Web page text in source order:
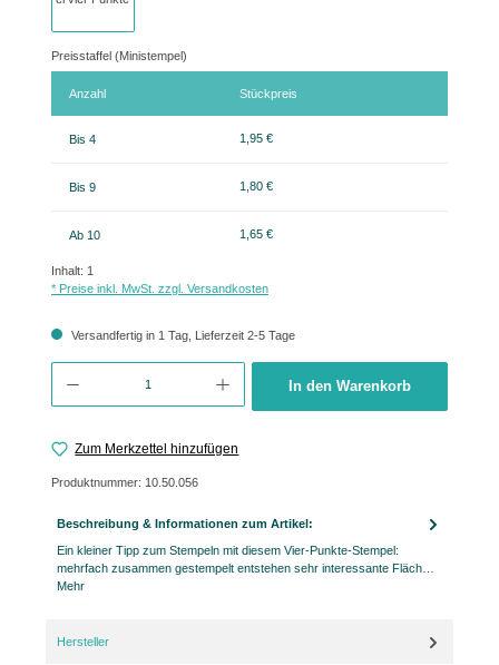
Preisstaffel (Ministempel)
Anzahl Stückpreis
Bis 4 1,95 €
Bis 9 1,80 €
Ab 10 1,65 €
Inhalt: 1
* Preise inkl. MwSt. zzgl. Versandkosten
Versandfertig in 1 Tag, Lieferzeit 2-5 Tage
In den Warenkorb
Zum Merkzettel hinzufügen
Produktnummer: 10.50.056
Beschreibung & Informationen zum Artikel:
Ein kleiner Tipp zum Stempeln mit diesem Vier-Punkte-Stempel:
mehrfach zusammen gestempelt entstehen sehr interessante Fläch…
Mehr
Hersteller